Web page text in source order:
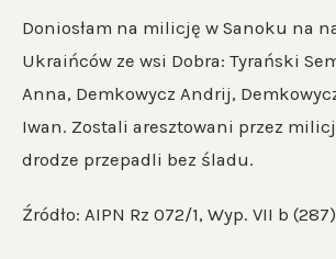
Doniosłam na milicję w Sanoku na
Ukraińców ze wsi Dobra: Tyrański
Anna, Demkowycz Andrij,
Iwan. Zostali aresztowani przez
drodze przepadli bez śladu.
Źródło: AIPN Rz 072/1, Wyp. VII b